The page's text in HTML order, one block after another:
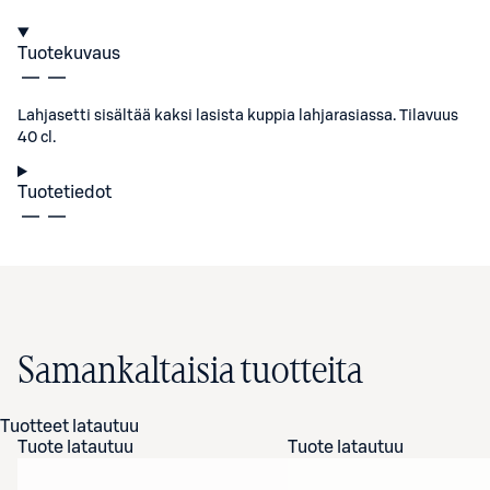
Tuotekuvaus
Lahjasetti sisältää kaksi lasista kuppia lahjarasiassa. Tilavuus
40 cl.
Tuotetiedot
Samankaltaisia tuotteita
Tuotteet latautuu
Tuote latautuu
Tuote latautuu